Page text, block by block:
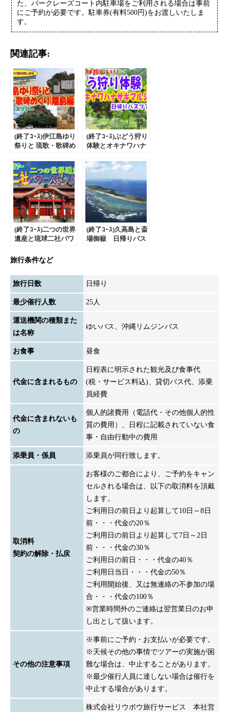
た、バークレーズコート内駐車場をご利用される場合は事前
にご予約が必要です。駐車券(有料500円)をお渡しいたしま
す。
関連記事:
(終了ｺｰｽ)伊江島ゆり
祭りと 琉歌・歌碑め
りバスツアー
(終了ｺｰｽ)ぶどう狩り
体験とオキナワハナ
りバスツアー
(終了ｺｰｽ)二つの世界
遺産と琉球二社パワ
日帰りバスツアー
(終了ｺｰｽ)久高島と斎
場御嶽 日帰りバス
旅行条件など
旅行日数 日帰り
最少催行人数 25人
運送機関の種類また
は名称
ゆいバス、沖縄リムジンバス
お食事 昼食
代金に含まれるもの
日程表に明示された観光及び食事代
(税・サービス料込)、貸切バス代、添乗
員経費
代金に含まれないも
の
個人的諸費用（電話代・その他個人的性
質の費用）、日程に記載されていない食
事・自由行動中の費用
添乗員・係員 添乗員が同行致します。
取消料
契約の解除・払戻
お客様のご都合により、ご予約をキャン
セルされる場合は、以下の取消料を頂戴
します。
ご利用日の前日より起算して10日～8日
前・・・代金の20％
ご利用日の前日より起算して7日～2日
前・・・代金の30％
ご利用日の前日・・・代金の40％
ご利用日当日・・・代金の50％
ご利用開始後、又は無連絡の不参加の場
合・・・代金の100％
※営業時間外のご連絡は翌営業日のお申
し出として扱います。
その他の注意事項
※事前にご予約・お支払いが必要です。
※天候その他の事情でツアーの実施が困
難な場合は、中止することがあります。
※最少催行人員に達しない場合は催行を
中止する場合があります。
株式会社リウボウ旅行サービス 本社営